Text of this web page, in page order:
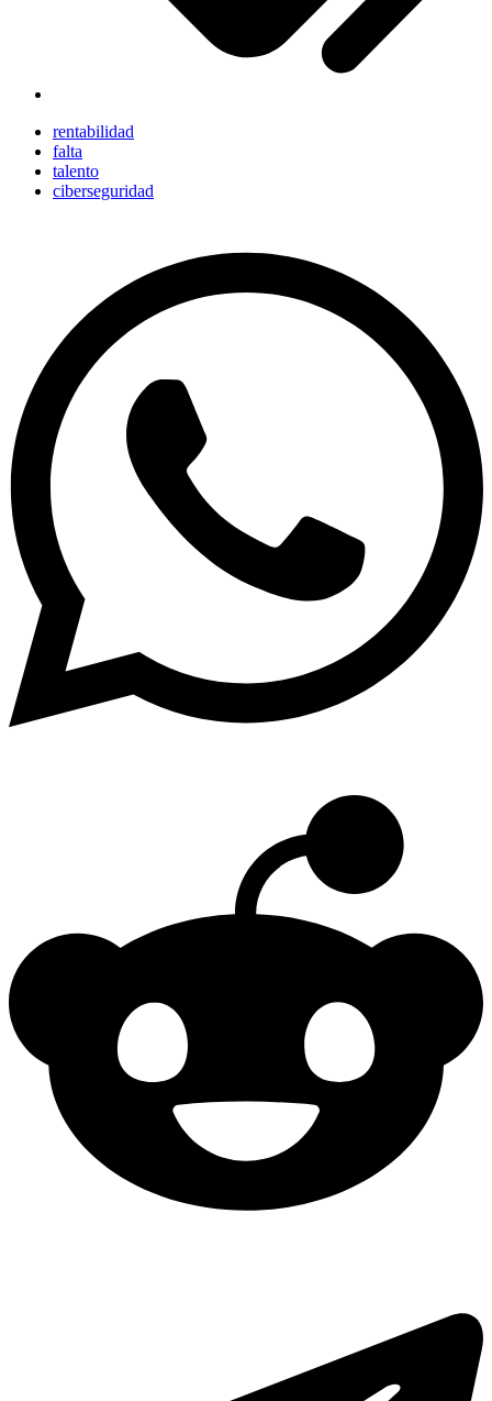
rentabilidad
falta
talento
ciberseguridad